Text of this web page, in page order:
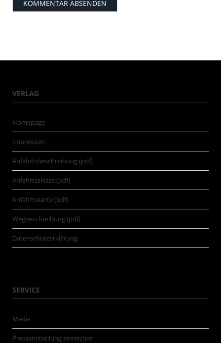
VERLAG
Homepage
Impressum
Anfahrtsbeschreibung (pdf)
Anfahrtsskizze (pdf)
Anfahrtskarte (pdf)
Wegbeschreibung (pdf)
Datenschutzerklärung
SERVICE
Media
Pressemitteilung einreichen